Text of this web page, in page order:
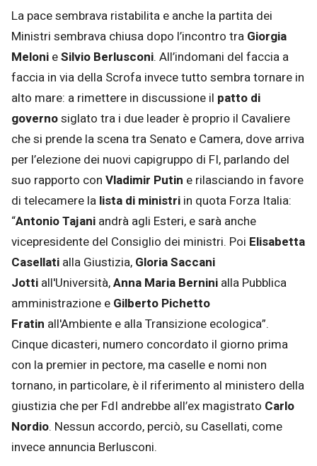
La pace sembrava ristabilita e anche la partita dei
Ministri sembrava chiusa dopo l’incontro tra Giorgia
Meloni eSilvio Berlusconi. All’indomani del faccia a
faccia in via della Scrofa invece tutto sembra tornare in
alto mare: a rimettere in discussione il patto di
governosiglato tra i due leader è proprio il Cavaliere
che si prende la scena tra Senato e Camera, dove arriva
per l’elezione dei nuovi capigruppo di FI, parlando del
suo rapporto con Vladimir Putin e rilasciando in favore
di telecamere la lista di ministri in quota Forza Italia:
“Antonio Tajani andrà agli Esteri, e sarà anche
vicepresidente del Consiglio dei ministri. Poi Elisabetta
Casellati alla Giustizia, Gloria Saccani
Jotti all'Università,Anna Maria Bernini alla Pubblica
amministrazione e Gilberto Pichetto
Fratin all'Ambiente e alla Transizione ecologica”.
Cinque dicasteri, numero concordato il giorno prima
con la premier in pectore, ma caselle e nomi non
tornano, in particolare, è il riferimento al ministero della
giustizia che per FdI andrebbe all’ex magistrato Carlo
Nordio. Nessun accordo, perciò, su Casellati, come
invece annuncia Berlusconi.